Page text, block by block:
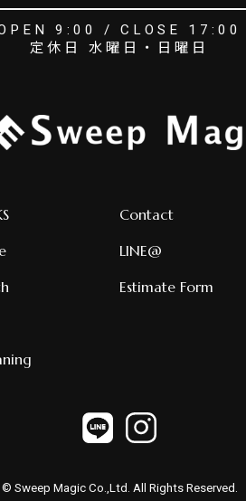
9:00 / CLOSE 17:00
定休日 水曜日・日曜日
Contact
LINE@
Estimate Form
© Sweep Magic Co.,Ltd. All Rights Reserved.